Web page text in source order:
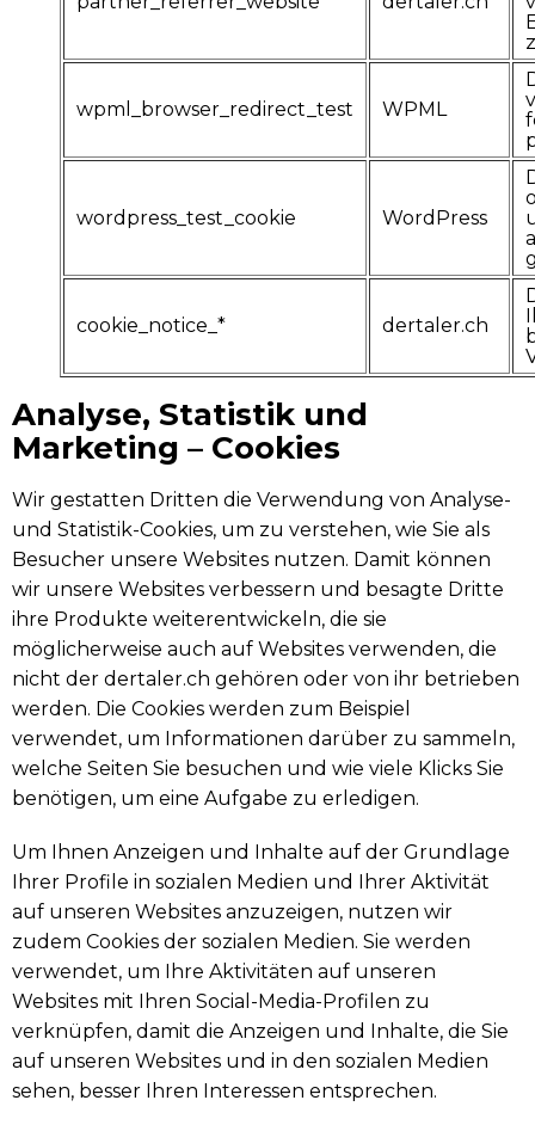
wpml_browser_redirect_test WPML
wordpress_test_cookie WordPress
cookie_notice_* dertaler.ch
Analyse, Statistik und
Marketing – Cookies
Wir gestatten Dritten die Verwendung von Analyse-
und Statistik-Cookies, um zu verstehen, wie Sie als
Besucher unsere Websites nutzen. Damit können
wir unsere Websites verbessern und besagte Dritte
ihre Produkte weiterentwickeln, die sie
möglicherweise auch auf Websites verwenden, die
nicht der dertaler.ch gehören oder von ihr betrieben
werden. Die Cookies werden zum Beispiel
verwendet, um Informationen darüber zu sammeln,
welche Seiten Sie besuchen und wie viele Klicks Sie
benötigen, um eine Aufgabe zu erledigen.
Um Ihnen Anzeigen und Inhalte auf der Grundlage
Ihrer Profile in sozialen Medien und Ihrer Aktivität
auf unseren Websites anzuzeigen, nutzen wir
zudem Cookies der sozialen Medien. Sie werden
verwendet, um Ihre Aktivitäten auf unseren
Websites mit Ihren Social-Media-Profilen zu
verknüpfen, damit die Anzeigen und Inhalte, die Sie
auf unseren Websites und in den sozialen Medien
sehen, besser Ihren Interessen entsprechen.